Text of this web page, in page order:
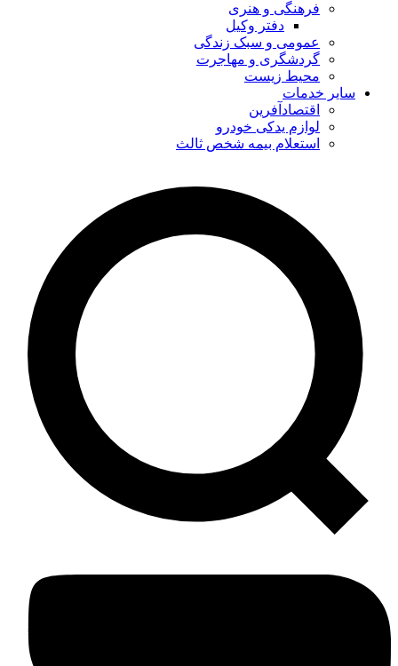
فرهنگی و هنری
دفتر وکیل
عمومی و سبک زندگی
گردشگری و مهاجرت
محیط زیست
سایر خدمات
اقتصادآفرین
لوازم یدکی خودرو
استعلام بیمه شخص ثالث